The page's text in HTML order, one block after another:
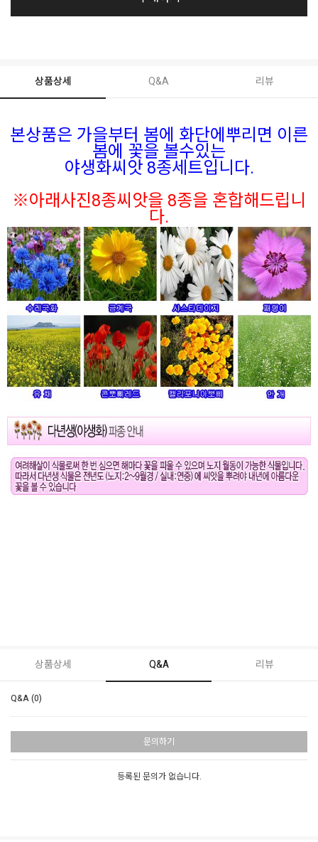
상품상세 Q&A 리뷰
본상품은 가을부터 봄에 화단에뿌리면 이른
봄에 꽃을 볼수있는
야생화씨앗 8종세트입니다.
※아래사진8종씨앗을 8종을 혼합해드립니
다.
상품상세 Q&A 리뷰
Q&A (0)
문의하기
등록된 문의가 없습니다.